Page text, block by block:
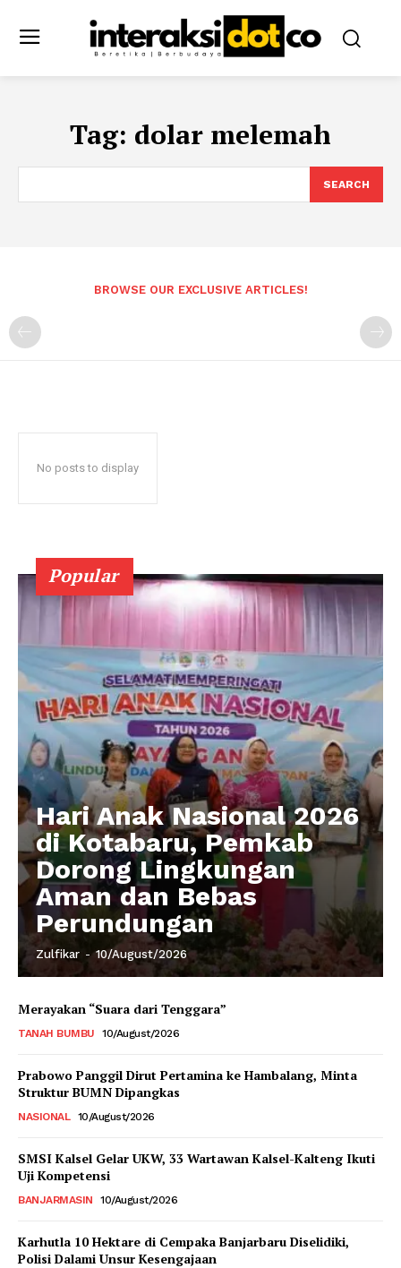
Tag: dolar melemah
SEARCH
BROWSE OUR EXCLUSIVE ARTICLES!
No posts to display
Popular
Hari Anak Nasional 2026
di Kotabaru, Pemkab
Dorong Lingkungan
Aman dan Bebas
Perundungan
Zulfikar - 10/August/2026
Merayakan “Suara dari Tenggara”
TANAH BUMBU 10/August/2026
Prabowo Panggil Dirut Pertamina ke Hambalang, Minta
Struktur BUMN Dipangkas
NASIONAL 10/August/2026
SMSI Kalsel Gelar UKW, 33 Wartawan Kalsel-Kalteng Ikuti
Uji Kompetensi
BANJARMASIN 10/August/2026
Karhutla 10 Hektare di Cempaka Banjarbaru Diselidiki,
Polisi Dalami Unsur Kesengajaan